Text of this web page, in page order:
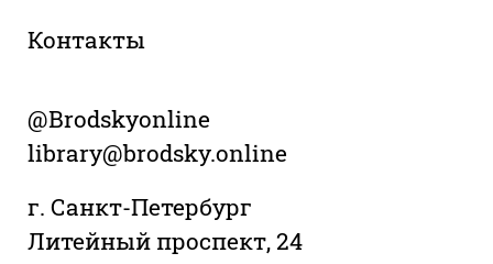
Контакты
@Brodskyonline
library@brodsky.online
г. Санкт-Петербург
Литейный проспект, 24